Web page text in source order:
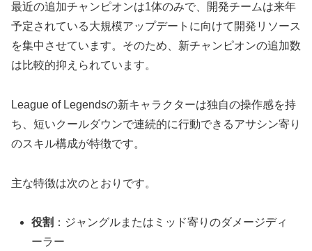
最近の追加チャンピオンは1体のみで、開発チームは来年
予定されている大規模アップデートに向けて開発リソース
を集中させています。そのため、新チャンピオンの追加数
は比較的抑えられています。
League of Legendsの新キャラクターは独自の操作感を持
ち、短いクールダウンで連続的に行動できるアサシン寄り
のスキル構成が特徴です。
主な特徴は次のとおりです。
役割 ：ジャングルまたはミッド寄りのダメージディ
ーラー